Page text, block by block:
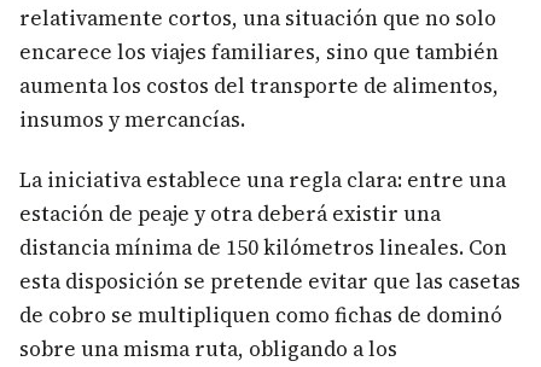
relativamente cortos, una situación que no solo
encarece los viajes familiares, sino que también
aumenta los costos del transporte de alimentos,
insumos y mercancías.
La iniciativa establece una regla clara: entre una
estación de peaje y otra deberá existir una
distancia mínima de 150 kilómetros lineales. Con
esta disposición se pretende evitar que las casetas
de cobro se multipliquen como fichas de dominó
sobre una misma ruta, obligando a los